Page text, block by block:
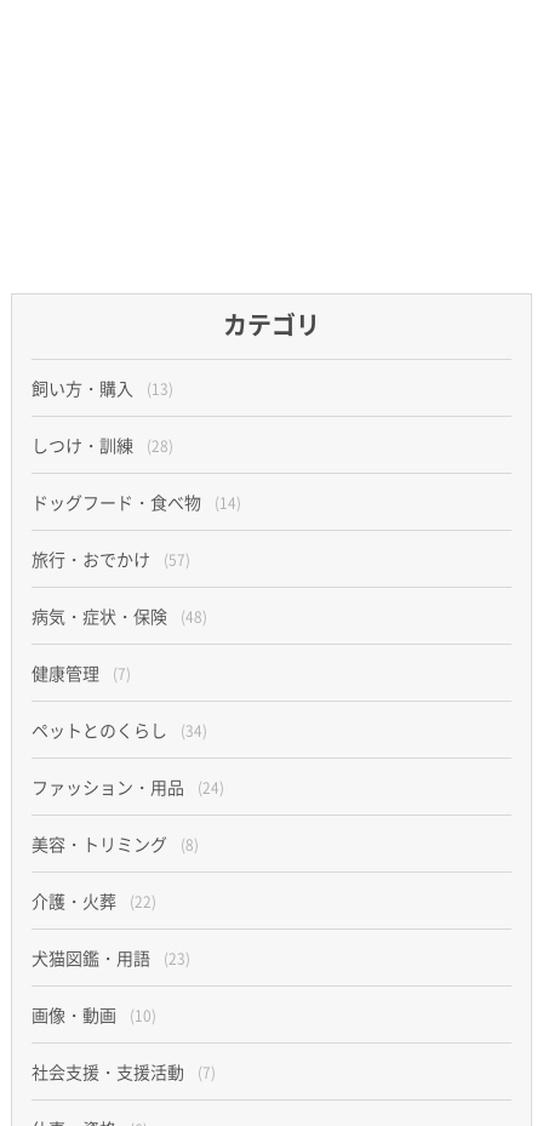
カテゴリ
飼い方・購入 (13)
しつけ・訓練 (28)
ドッグフード・食べ物 (14)
旅行・おでかけ (57)
病気・症状・保険 (48)
健康管理 (7)
ペットとのくらし (34)
ファッション・用品 (24)
美容・トリミング (8)
介護・火葬 (22)
犬猫図鑑・用語 (23)
画像・動画 (10)
社会支援・支援活動 (7)